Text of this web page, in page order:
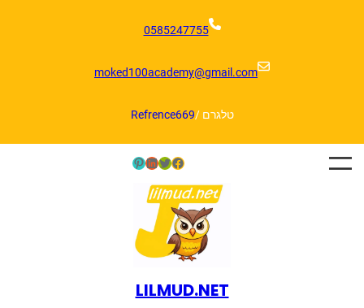
0585247755
moked100academy@gmail.com
טלגרם /Refrence669
Facebook
Twitter
LinkedIn
Pinterest
LILMUD.NET